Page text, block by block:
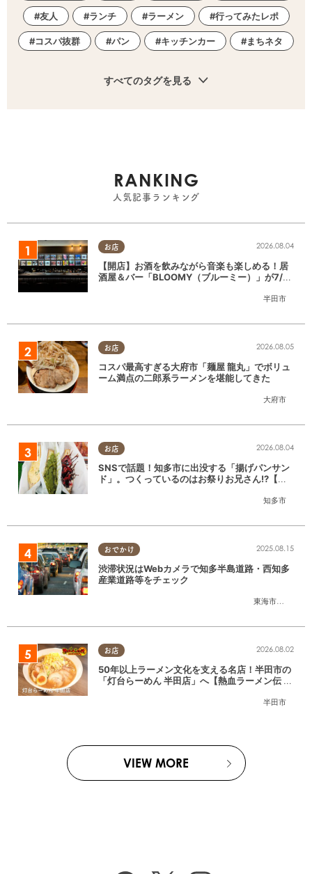
友人 ランチ ラーメン 行ってみたレポ
コスパ抜群 パン キッチンカー まちネタ
すべてのタグを見る
RANKING
人気記事ランキング
お店
半田市
2026.08.04
【開店】お酒を飲みながら音楽も楽しめる！居
酒屋＆バー「BLOOMY（ブルーミー）」が7/3
お店
大府市
2026.08.05
コスパ最高すぎる大府市「麺屋 龍丸」でボリュ
ーム満点の二郎系ラーメンを堪能してきた
お店
知多市
2026.08.04
SNSで話題！知多市に出没する「揚げパンサン
ド」。つくっているのはお祭りお兄さん!?【ち
おでかけ
東海市
,大府市
2025.08.15
渋滞状況はWebカメラで知多半島道路・西知多
産業道路等をチェック
お店
半田市
2026.08.02
50年以上ラーメン文化を支える名店！半田市の
「灯台らーめん 半田店」へ【熱血ラーメン伝 8
VIEW MORE